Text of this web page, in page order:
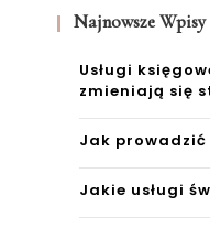
Najnowsze Wpisy
Usługi
zmieniają się
Jak prowadzić
Jakie usługi